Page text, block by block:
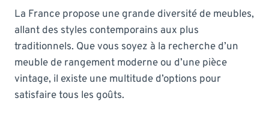
La France propose une grande diversité de meubles,
allant des styles contemporains aux plus
traditionnels. Que vous soyez à la recherche d’un
meuble de rangement moderne ou d’une pièce
vintage, il existe une multitude d’options pour
satisfaire tous les goûts.